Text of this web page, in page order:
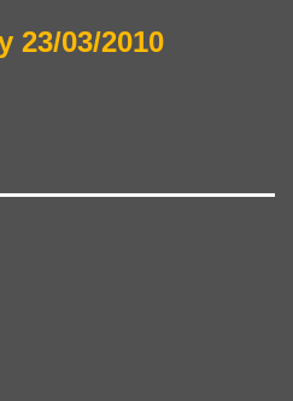
23/03/2010